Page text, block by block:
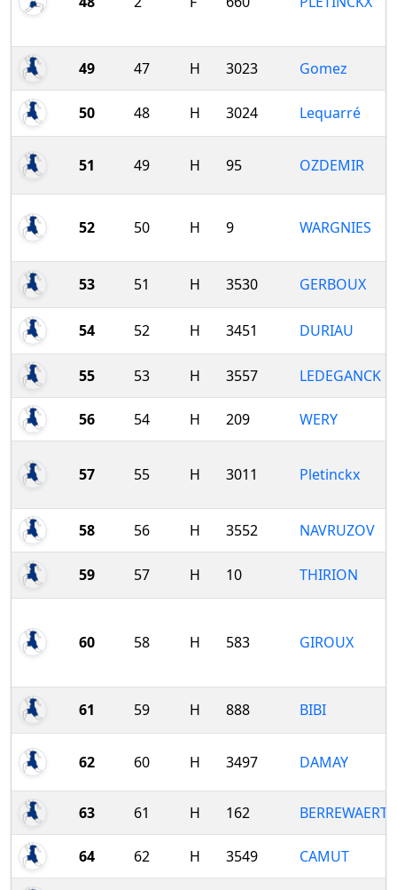
49 47 H 3023 Gomez
50 48 H 3024 Lequarré
51 49 H 95 OZDEMIR
52 50 H 9 WARGNIES
53 51 H 3530 GERBOUX
54 52 H 3451 DURIAU
55 53 H 3557 LEDEGANCK
56 54 H 209 WERY
57 55 H 3011 Pletinckx
58 56 H 3552 NAVRUZOV
59 57 H 10 THIRION
60 58 H 583 GIROUX
61 59 H 888 BIBI
62 60 H 3497 DAMAY
63 61 H 162 BERREWAERTS
64 62 H 3549 CAMUT